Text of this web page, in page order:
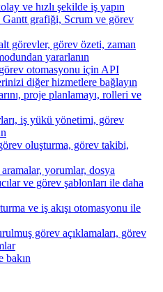
ve hızlı şekilde iş yapın
Gantt grafiği, Scrum ve görev
görevler, görev özeti, zaman
yararlanın
otomasyonu için API
diğer hizmetlere bağlayın
proje planlamayı, rolleri ve
iş yükü yönetimi, görev
oluşturma, görev takibi,
yorumlar, dosya
ve görev şablonları ile daha
ve iş akışı otomasyonu ile
görev açıklamaları, görev
bakın